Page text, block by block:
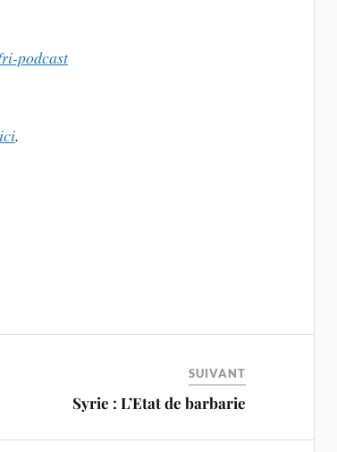
podcast
ici.
SUIVANT
Syrie : L’Etat de barbarie